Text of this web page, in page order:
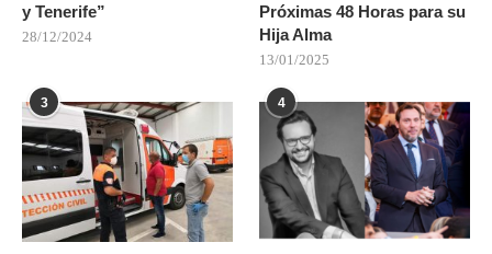
y Tenerife”
28/12/2024
Próximas 48 Horas para su
Hija Alma
13/01/2025
3 4